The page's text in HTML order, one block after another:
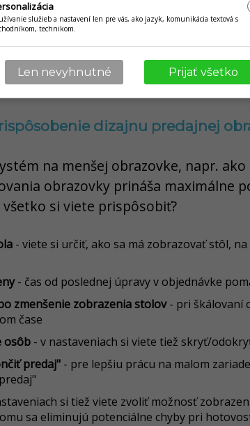
dizajnu predajnej
na menšej obrazovke, napr.
obrazovky prináša maximálne
všetko si viete prispôsobiť?
- viete si určiť, ako sa má zobrazovať stôl,
- čas od poslednej úpravy v objednávke
zmenšenie zobrazenia stolov- pri škálovaní
čase
osôb - v nastaveniach si viete tiež skryť/
predaj" - pre lepšiu prácu na malom
si tiež viete zvoliť možnosť
sa eliminujú potenciálne chyby pri
služieb a nastavení len pre vás, ako jazyk, komunikácia textová s
technikom.
Len nevyhnutné Prijať všetko